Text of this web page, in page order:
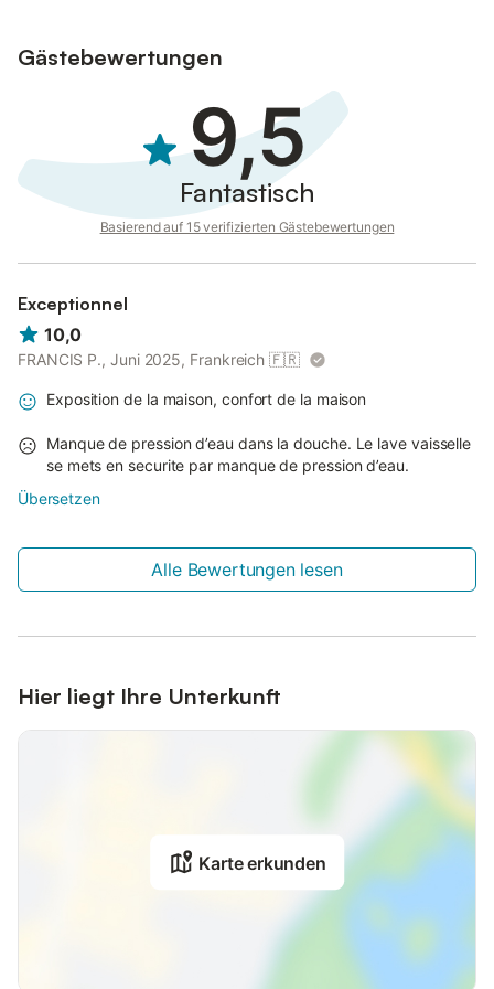
zusätzliche kostenlose Parkplätze stehen auf der Straße
Familien mit Kindern sind herzlich willkommen.
Haustiere, Rauchen und Veranstaltungen sind nicht gestattet.
Die Unterkunft verfügt über eine korrekte Mülltrennung; weitere
Informationen erhalten Sie vor Ort.
Gästebewertungen
9,5
Fantastisch
Basierend auf 15 verifizierten Gästebewertungen
Exceptionnel
10,0
FRANCIS P., Juni 2025, Frankreich 🇫🇷
Exposition de la maison, confort de la maison
Manque de pression d’eau dans la douche. Le lave vaisselle
se mets en securite par manque de pression d’eau.
Übersetzen
Alle Bewertungen lesen
Hier liegt Ihre Unterkunft
Karte erkunden